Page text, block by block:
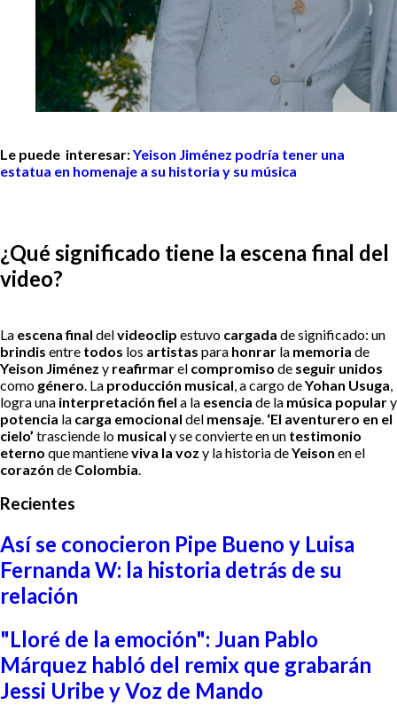
Le puede interesar:Yeison Jiménez podría tener una
estatua en homenaje a su historia y su música
¿Qué significado tiene la escena final del
video?
La escena final delvideoclip estuvo cargada de significado: un
brindis entre todos los artistas para honrar la memoria de
Yeison Jiménez y reafirmarel compromiso de seguir unidos
como género . La producción musical , a cargo deYohan Usuga
logra una interpretación fiel a la esencia de la música populary
potencia la carga emocional del mensaje ‘El aventurero en el
cielo’ trasciende lo musical y se convierte en un testimonio
eterno que mantieneviva la voz y la historia deYeison en el
corazón de Colombia
Recientes
Así se conocieron Pipe Bueno y Luisa
Fernanda W: la historia detrás de su
relación
"Lloré de la emoción": Juan Pablo
Márquez habló del remix que grabarán
Jessi Uribe y Voz de Mando